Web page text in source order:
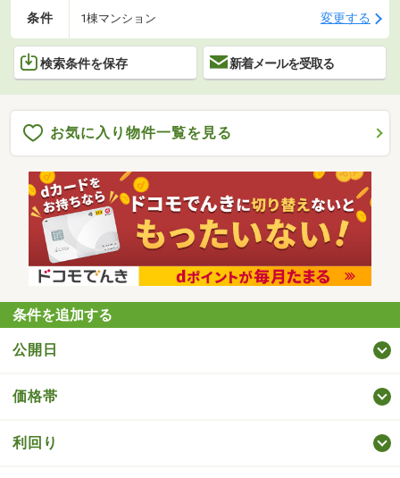
条件 1棟マンション 変更する
検索条件を保存 新着メールを受取る
お気に入り物件一覧を見る
条件を追加する
公開日
価格帯
利回り